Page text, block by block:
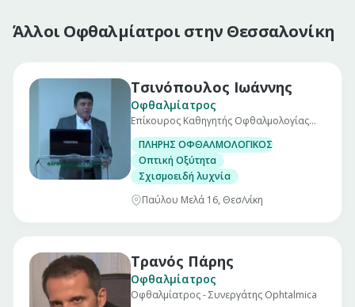
Άλλοι Οφθαλμίατροι στην Θεσσαλονίκη
Τσινόπουλος Ιωάννης
Οφθαλμίατρος
Επίκουρος Καθηγητής Οφθαλμολογίας
ΠΛΗΡΗΣ ΟΦΘΑΛΜΟΛΟΓΙΚΟΣ ΕΛΕΓΧΟΣ
Οπτική Οξύτητα
Σχισμοειδή λυχνία
Παύλου Μελά 16, Θεσ/νίκη
Τρανός Πάρης
Οφθαλμίατρος
Οφθαλμίατρος - Συνεργάτης Ophtalmica